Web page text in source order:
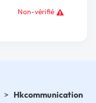
Non-vérifié
> Hkcommunication